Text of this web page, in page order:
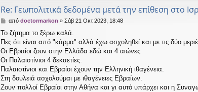
Re: Γεωπολιτικά δεδομένα μετά την επίθεση στο
Δ
μ
ο
σ
ί
υ
σ
η
από doctormarkon » Σάβ 21 Οκτ 2023, 18:48
Το ζήτημα το ξέρω καλά.
Πες ότι είναι από "κάρμα" αλλά έχω ασχοληθεί και με τις δύο
Οι Εβραίοι ζουν στην Ελλάδα εδώ και 4 αιώνες
Οι Παλαιστίνιοι 4 δεκαετίες.
Παλαιστίνιοι και Εβραίοι έχουν την Ελληνική ιθαγένεια.
Στη δουλειά ασχολούμαι με ιθαγένειες Εβραίων.
Ζουν πολλοί Εβραίοι στην Αθήνα και γι αυτό υπάρχει και η